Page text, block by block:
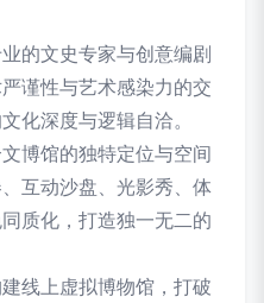
的文史专家与创意编剧
谨性与艺术感染力的交
化深度与逻辑自洽。
文博馆的独特定位与空间
互动沙盘、光影秀、体
质化，打造独一无二的
建线上虚拟博物馆，打破